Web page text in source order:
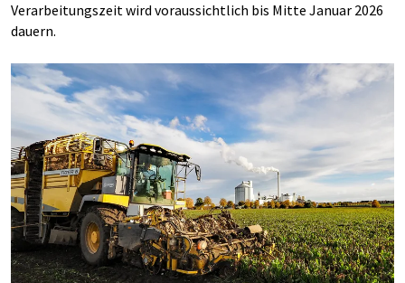
Verarbeitungszeit wird voraussichtlich bis Mitte Januar 2026
dauern.